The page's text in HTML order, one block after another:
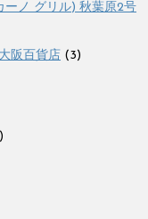
ノ グリル) 秋葉原2号
阪百貨店 (3)